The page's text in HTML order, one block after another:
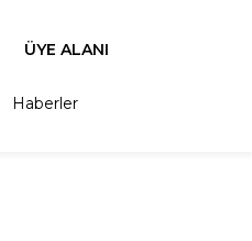
ÜYE ALANI
Haberler